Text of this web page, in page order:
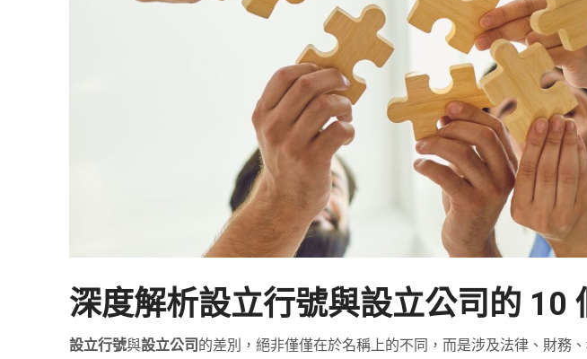
深度解析設立行號與設立公司的 10
設立行號與設立公司 的差別，絕非僅僅在於名稱上的不同，而是涉及法律、財務